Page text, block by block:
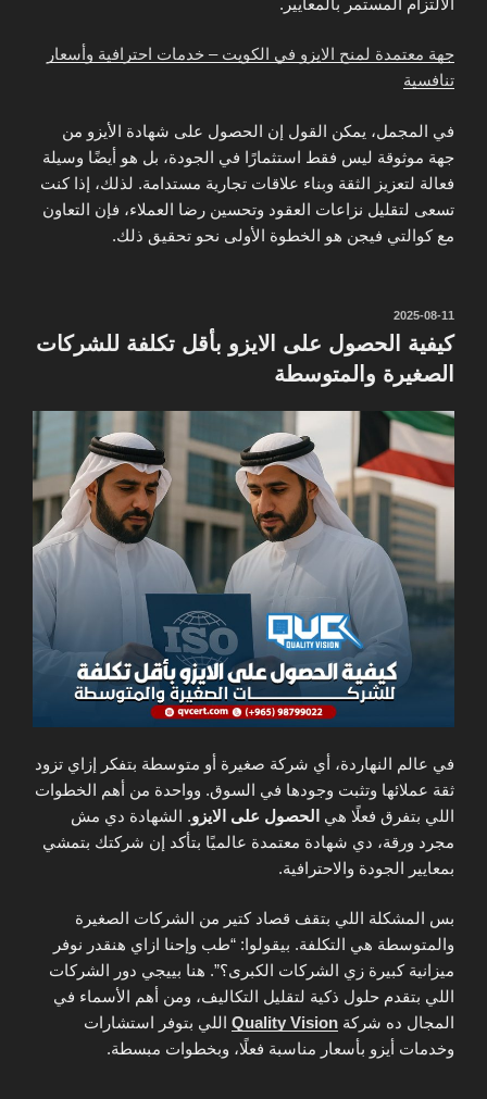
جهة معتمدة لمنح الايزو في الكويت – خدمات احترافية وأسعار
تنافسية
في المجمل، يمكن القول إن الحصول على شهادة الأيزو من
جهة موثوقة ليس فقط استثمارًا في الجودة، بل هو أيضًا وسيلة
فعالة لتعزيز الثقة وبناء علاقات تجارية مستدامة. لذلك، إذا كنت
تسعى لتقليل نزاعات العقود وتحسين رضا العملاء، فإن التعاون
مع كوالتي فيجن هو الخطوة الأولى نحو تحقيق ذلك.
نُشر
في
2025-08-11
كيفية الحصول على الايزو بأقل تكلفة للشركات
الصغيرة والمتوسطة
في عالم النهاردة، أي شركة صغيرة أو متوسطة بتفكر إزاي تزود
ثقة عملائها وتثبت وجودها في السوق. وواحدة من أهم الخطوات
اللي بتفرق فعلًا هي الحصول على الايزو. الشهادة دي مش
مجرد ورقة، دي شهادة معتمدة عالميًا بتأكد إن شركتك بتمشي
بمعايير الجودة والاحترافية.
بس المشكلة اللي بتقف قصاد كتير من الشركات الصغيرة
والمتوسطة هي التكلفة. بيقولوا: “طب وإحنا ازاي هنقدر نوفر
ميزانية كبيرة زي الشركات الكبرى؟”. هنا بييجي دور الشركات
اللي بتقدم حلول ذكية لتقليل التكاليف، ومن أهم الأسماء في
المجال ده شركة Quality Vision اللي بتوفر استشارات
وخدمات أيزو بأسعار مناسبة فعلًا، وبخطوات مبسطة.